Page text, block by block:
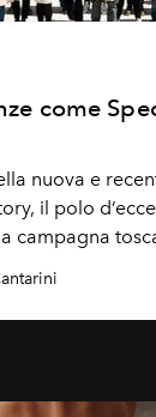
come
nuova e
il polo
campagna
Garrel, Nicholas
Tiffin,